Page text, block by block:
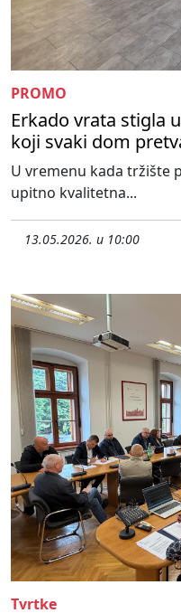
PROMO
Erkado vrata stigla
koji svaki dom
U vremenu kada tržište
upitno kvalitetna...
13.05.2026. u 10:00
Tvrtke